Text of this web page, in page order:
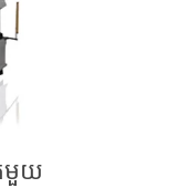
មួយ